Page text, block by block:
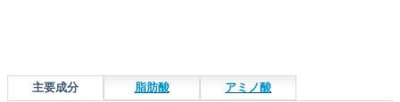
主要成分 脂肪酸 アミノ酸